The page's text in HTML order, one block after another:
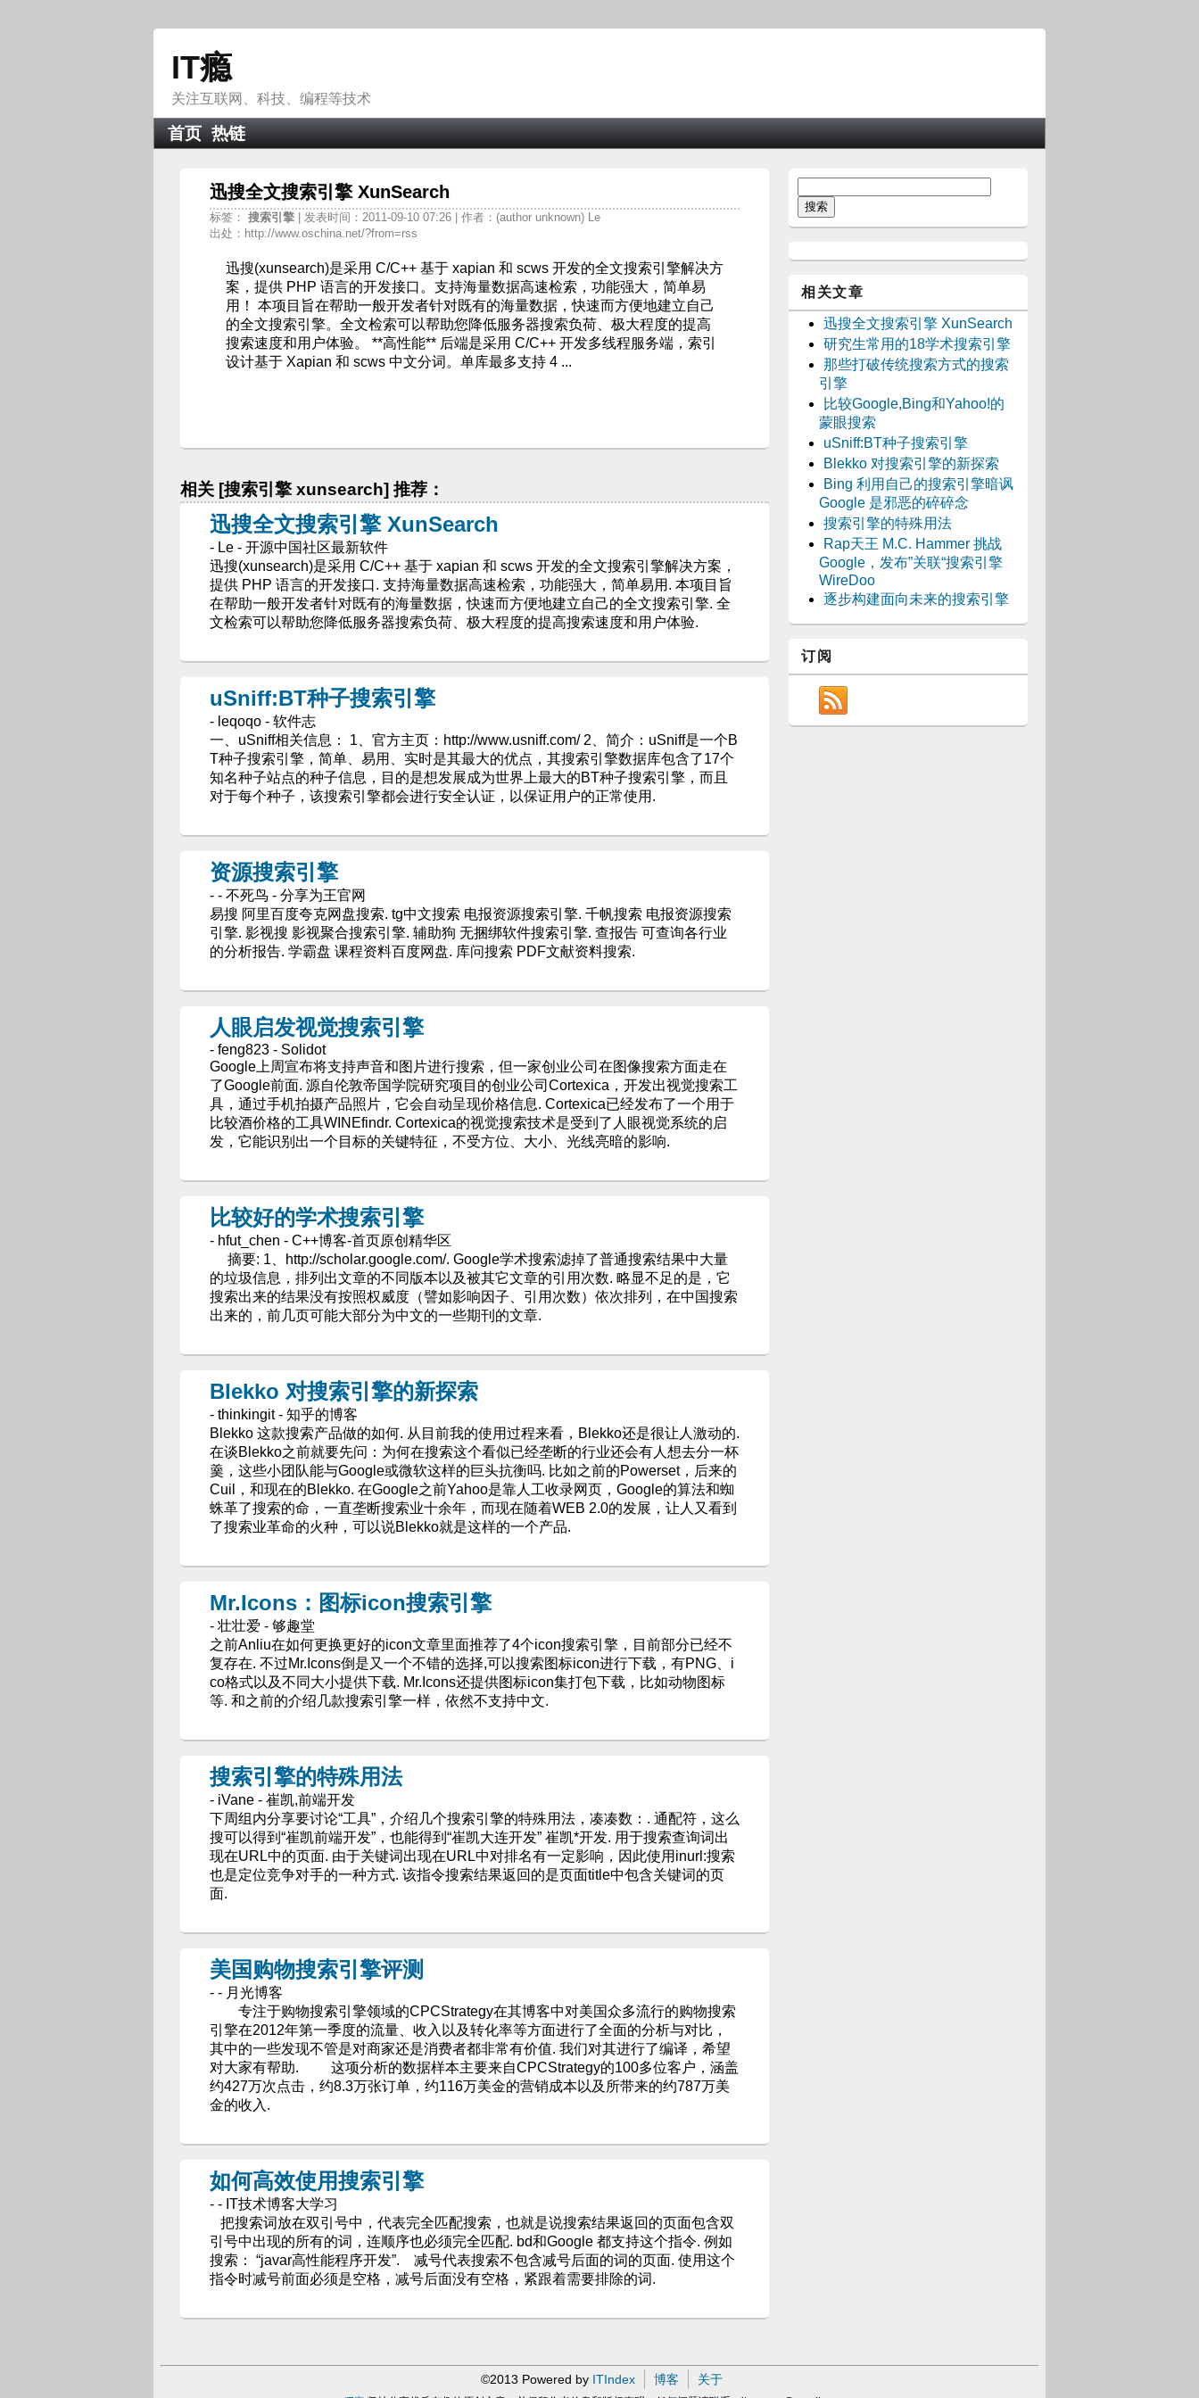
IT瘾
关注互联网、科技、编程等技术
首页 热链
迅搜全文搜索引擎 XunSearch
标签： 搜索引擎
| 发表时间：2011-09-10 07:26 | 作者：(author unknown) Le
出处：http://www.oschina.net/?from=rss
迅搜(xunsearch)是采用 C/C++ 基于 xapian 和 scws 开发的全文搜索引擎解决方
案，提供 PHP 语言的开发接口。支持海量数据高速检索，功能强大，简单易
用！ 本项目旨在帮助一般开发者针对既有的海量数据，快速而方便地建立自己
的全文搜索引擎。全文检索可以帮助您降低服务器搜索负荷、极大程度的提高
搜索速度和用户体验。 **高性能** 后端是采用 C/C++ 开发多线程服务端，索引
设计基于 Xapian 和 scws 中文分词。单库最多支持 4 ...
相关 [搜索引擎 xunsearch] 推荐：
迅搜全文搜索引擎 XunSearch
- Le - 开源中国社区最新软件
迅搜(xunsearch)是采用 C/C++ 基于 xapian 和 scws 开发的全文搜索引擎解决方案，
提供 PHP 语言的开发接口. 支持海量数据高速检索，功能强大，简单易用. 本项目旨
在帮助一般开发者针对既有的海量数据，快速而方便地建立自己的全文搜索引擎. 全
文检索可以帮助您降低服务器搜索负荷、极大程度的提高搜索速度和用户体验.
uSniff:BT种子搜索引擎
- leqoqo - 软件志
一、uSniff相关信息： 1、官方主页：http://www.usniff.com/ 2、简介：uSniff是一个B
T种子搜索引擎，简单、易用、实时是其最大的优点，其搜索引擎数据库包含了17个
知名种子站点的种子信息，目的是想发展成为世界上最大的BT种子搜索引擎，而且
对于每个种子，该搜索引擎都会进行安全认证，以保证用户的正常使用.
资源搜索引擎
- - 不死鸟 - 分享为王官网
易搜 阿里百度夸克网盘搜索. tg中文搜索 电报资源搜索引擎. 千帆搜索 电报资源搜索
引擎. 影视搜 影视聚合搜索引擎. 辅助狗 无捆绑软件搜索引擎. 查报告 可查询各行业
的分析报告. 学霸盘 课程资料百度网盘. 库问搜索 PDF文献资料搜索.
人眼启发视觉搜索引擎
- feng823 - Solidot
Google上周宣布将支持声音和图片进行搜索，但一家创业公司在图像搜索方面走在
了Google前面. 源自伦敦帝国学院研究项目的创业公司Cortexica，开发出视觉搜索工
具，通过手机拍摄产品照片，它会自动呈现价格信息. Cortexica已经发布了一个用于
比较酒价格的工具WINEfindr. Cortexica的视觉搜索技术是受到了人眼视觉系统的启
发，它能识别出一个目标的关键特征，不受方位、大小、光线亮暗的影响.
比较好的学术搜索引擎
- hfut_chen - C++博客-首页原创精华区
摘要: 1、http://scholar.google.com/. Google学术搜索滤掉了普通搜索结果中大量
的垃圾信息，排列出文章的不同版本以及被其它文章的引用次数. 略显不足的是，它
搜索出来的结果没有按照权威度（譬如影响因子、引用次数）依次排列，在中国搜索
出来的，前几页可能大部分为中文的一些期刊的文章.
Blekko 对搜索引擎的新探索
- thinkingit - 知乎的博客
Blekko 这款搜索产品做的如何. 从目前我的使用过程来看，Blekko还是很让人激动的.
在谈Blekko之前就要先问：为何在搜索这个看似已经垄断的行业还会有人想去分一杯
羹，这些小团队能与Google或微软这样的巨头抗衡吗. 比如之前的Powerset，后来的
Cuil，和现在的Blekko. 在Google之前Yahoo是靠人工收录网页，Google的算法和蜘
蛛革了搜索的命，一直垄断搜索业十余年，而现在随着WEB 2.0的发展，让人又看到
了搜索业革命的火种，可以说Blekko就是这样的一个产品.
Mr.Icons：图标icon搜索引擎
- 壮壮爱 - 够趣堂
之前Anliu在如何更换更好的icon文章里面推荐了4个icon搜索引擎，目前部分已经不
复存在. 不过Mr.Icons倒是又一个不错的选择,可以搜索图标icon进行下载，有PNG、i
co格式以及不同大小提供下载. Mr.Icons还提供图标icon集打包下载，比如动物图标
等. 和之前的介绍几款搜索引擎一样，依然不支持中文.
搜索引擎的特殊用法
- iVane - 崔凯,前端开发
下周组内分享要讨论“工具”，介绍几个搜索引擎的特殊用法，凑凑数：. 通配符，这么
搜可以得到“崔凯前端开发”，也能得到“崔凯大连开发” 崔凯*开发. 用于搜索查询词出
现在URL中的页面. 由于关键词出现在URL中对排名有一定影响，因此使用inurl:搜索
也是定位竞争对手的一种方式. 该指令搜索结果返回的是页面title中包含关键词的页
面.
美国购物搜索引擎评测
- - 月光博客
专注于购物搜索引擎领域的CPCStrategy在其博客中对美国众多流行的购物搜索
引擎在2012年第一季度的流量、收入以及转化率等方面进行了全面的分析与对比，
其中的一些发现不管是对商家还是消费者都非常有价值. 我们对其进行了编译，希望
对大家有帮助. 这项分析的数据样本主要来自CPCStrategy的100多位客户，涵盖
约427万次点击，约8.3万张订单，约116万美金的营销成本以及所带来的约787万美
金的收入.
如何高效使用搜索引擎
- - IT技术博客大学习
把搜索词放在双引号中，代表完全匹配搜索，也就是说搜索结果返回的页面包含双
引号中出现的所有的词，连顺序也必须完全匹配. bd和Google 都支持这个指令. 例如
搜索： “javar高性能程序开发”. 减号代表搜索不包含减号后面的词的页面. 使用这个
指令时减号前面必须是空格，减号后面没有空格，紧跟着需要排除的词.
相关文章
迅搜全文搜索引擎 XunSearch
研究生常用的18学术搜索引擎
那些打破传统搜索方式的搜索
引擎
比较Google,Bing和Yahoo!的
蒙眼搜索
uSniff:BT种子搜索引擎
Blekko 对搜索引擎的新探索
Bing 利用自己的搜索引擎暗讽
Google 是邪恶的碎碎念
搜索引擎的特殊用法
Rap天王 M.C. Hammer 挑战
Google，发布”关联“搜索引擎
WireDoo
逐步构建面向未来的搜索引擎
订阅
©2013 Powered by ITIndex 博客 关于